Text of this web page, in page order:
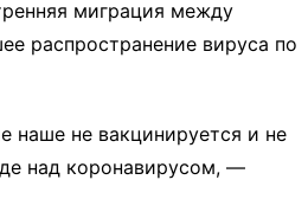
миграция между
распространение вируса по
наше не вакцинируется и не
над коронавирусом, —